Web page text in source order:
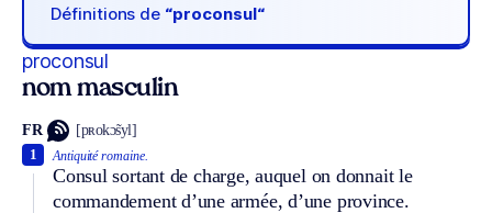
Définitions de “proconsul“
proconsul
nom masculin
FR [pʀokɔ̃syl]
Antiquité romaine.
Consul sortant de charge, auquel on donnait le
commandement d’une armée, d’une province.
1